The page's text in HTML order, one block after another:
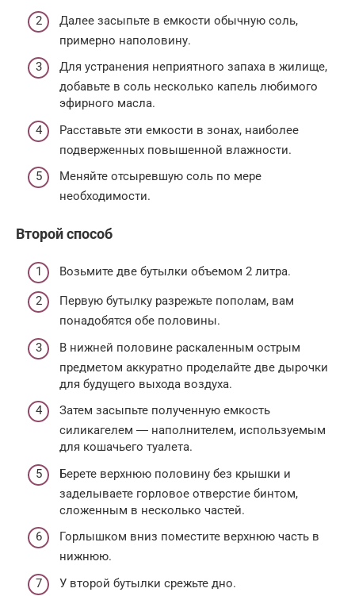
Далее засыпьте в емкости обычную соль,
примерно наполовину.
Для устранения неприятного запаха в жилище,
добавьте в соль несколько капель любимого
эфирного масла.
Расставьте эти емкости в зонах, наиболее
подверженных повышенной влажности.
Меняйте отсыревшую соль по мере
необходимости.
Второй способ
Возьмите две бутылки объемом 2 литра.
Первую бутылку разрежьте пополам, вам
понадобятся обе половины.
В нижней половине раскаленным острым
предметом аккуратно проделайте две дырочки
для будущего выхода воздуха.
Затем засыпьте полученную емкость
силикагелем ― наполнителем, используемым
для кошачьего туалета.
Берете верхнюю половину без крышки и
заделываете горловое отверстие бинтом,
сложенным в несколько частей.
Горлышком вниз поместите верхнюю часть в
нижнюю.
У второй бутылки срежьте дно.